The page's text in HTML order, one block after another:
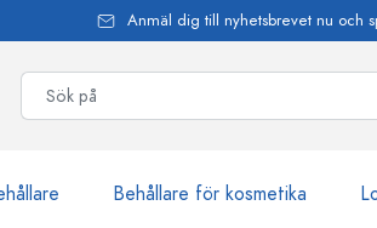
Anmäl dig till nyhetsbrevet nu och
Behållare för kosmetika